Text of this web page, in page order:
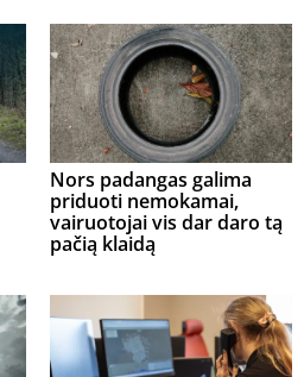
Nors padangas galima
priduoti nemokamai,
vairuotojai vis dar daro tą
pačią klaidą